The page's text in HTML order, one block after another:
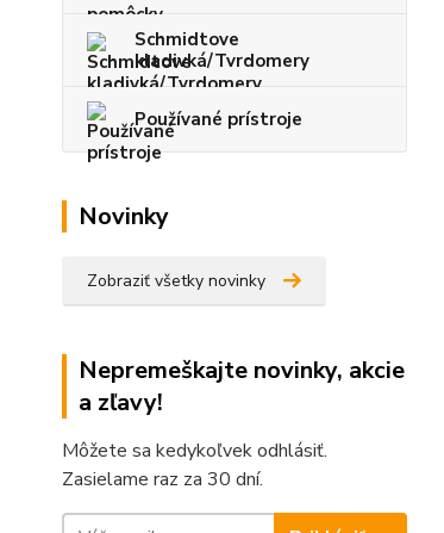
Schmidtove
kladivká/Tvrdomery
Používané prístroje
Novinky
Zobraziť všetky novinky
Nepremeškajte novinky, akcie
a zľavy!
Môžete sa kedykoľvek odhlásiť.
Zasielame raz za 30 dní.